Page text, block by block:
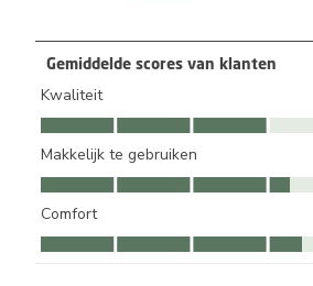
Gemiddelde scores van klanten
Kwaliteit
Kwaliteit, 3.0 van 5
Makkelijk te gebruiken
Makkelijk te gebruiken, 3.3 van 5
Comfort
Comfort, 3.4 van 5